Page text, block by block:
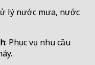
lý nước mưa, nước
: Phục vụ nhu cầu